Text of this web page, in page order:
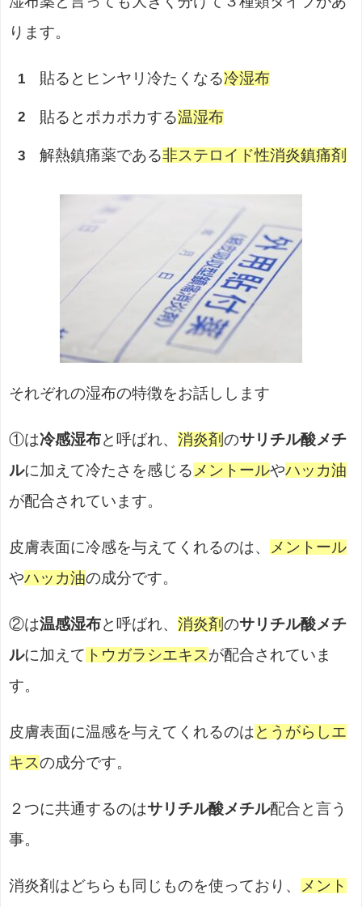
ります。
貼るとヒンヤリ冷たくなる冷湿布
貼るとポカポカする温湿布
解熱鎮痛薬である非ステロイド性消炎鎮痛剤
それぞれの湿布の特徴をお話しします
①は冷感湿布と呼ばれ、 消炎剤 のサリチル酸メチ
ルに加えて冷たさを感じる メントールやハッカ油
が配合されています。
皮膚表面に冷感を与えてくれるのは、
メントール
やハッカ油の成分です。
②は温感湿布と呼ばれ、 消炎剤 のサリチル酸メチ
ルに加えて トウガラシエキス が配合されていま
す。
皮膚表面に温感を与えてくれるのは とうがらしエ
キスの成分です。
２つに共通するのはサリチル酸メチル配合と言う
事。
消炎剤はどちらも同じものを使っており、
メント